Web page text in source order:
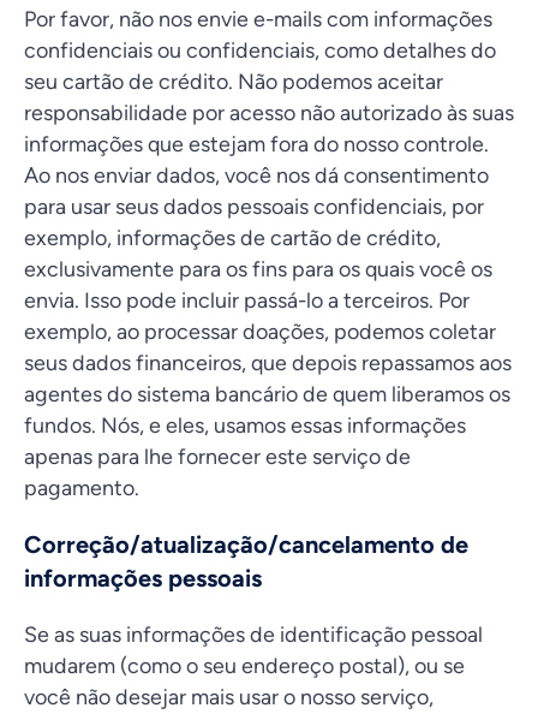
Por favor, não nos envie e-mails com informações
confidenciais ou confidenciais, como detalhes do
seu cartão de crédito. Não podemos aceitar
responsabilidade por acesso não autorizado às suas
informações que estejam fora do nosso controle.
Ao nos enviar dados, você nos dá consentimento
para usar seus dados pessoais confidenciais, por
exemplo, informações de cartão de crédito,
exclusivamente para os fins para os quais você os
envia. Isso pode incluir passá-lo a terceiros. Por
exemplo, ao processar doações, podemos coletar
seus dados financeiros, que depois repassamos aos
agentes do sistema bancário de quem liberamos os
fundos. Nós, e eles, usamos essas informações
apenas para lhe fornecer este serviço de
pagamento.
Correção/atualização/cancelamento de
informações pessoais
Se as suas informações de identificação pessoal
mudarem (como o seu endereço postal), ou se
você não desejar mais usar o nosso serviço,